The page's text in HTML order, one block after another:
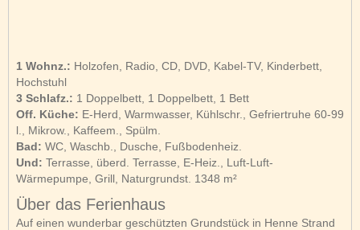
1 Wohnz.: Holzofen, Radio, CD, DVD, Kabel-TV, Kinderbett,
Hochstuhl
3 Schlafz.: 1 Doppelbett, 1 Doppelbett, 1 Bett
Off. Küche: E-Herd, Warmwasser, Kühlschr., Gefriertruhe 60-99
l., Mikrow., Kaffeem., Spülm.
Bad: WC, Waschb., Dusche, Fußbodenheiz.
Und: Terrasse, überd. Terrasse, E-Heiz., Luft-Luft-
Wärmepumpe, Grill, Naturgrundst. 1348 m²
Über das Ferienhaus
Auf einen wunderbar geschützten Grundstück in Henne Strand